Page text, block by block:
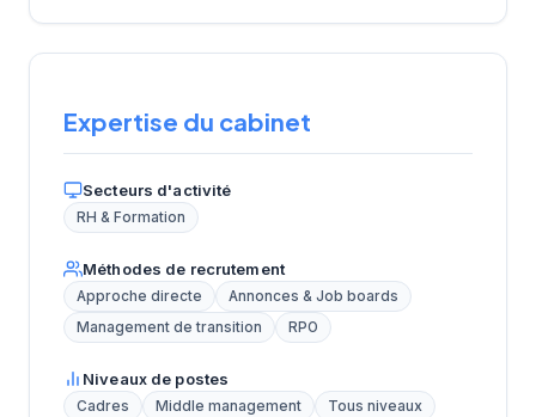
Expertise du cabinet
Secteurs d'activité
RH & Formation
Méthodes de recrutement
Approche directe
Annonces & Job boards
Management de transition
RPO
Niveaux de postes
Cadres Middle management Tous niveaux